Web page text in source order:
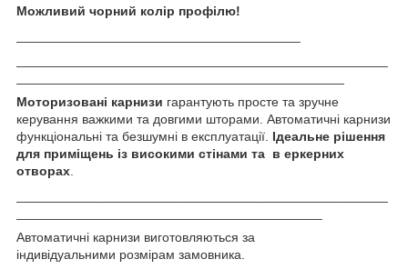
Можливий чорний колір профілю!
Моторизовані карнизи гарантують просте та зручне
керування важкими та довгими шторами. Автоматичні карнизи
функціональні та безшумні в експлуатації. Ідеальне рішення
для приміщень із високими стінами та в еркерних
отворах
Автоматичні карнизи виготовляються за
індивідуальними розмірам замовника.